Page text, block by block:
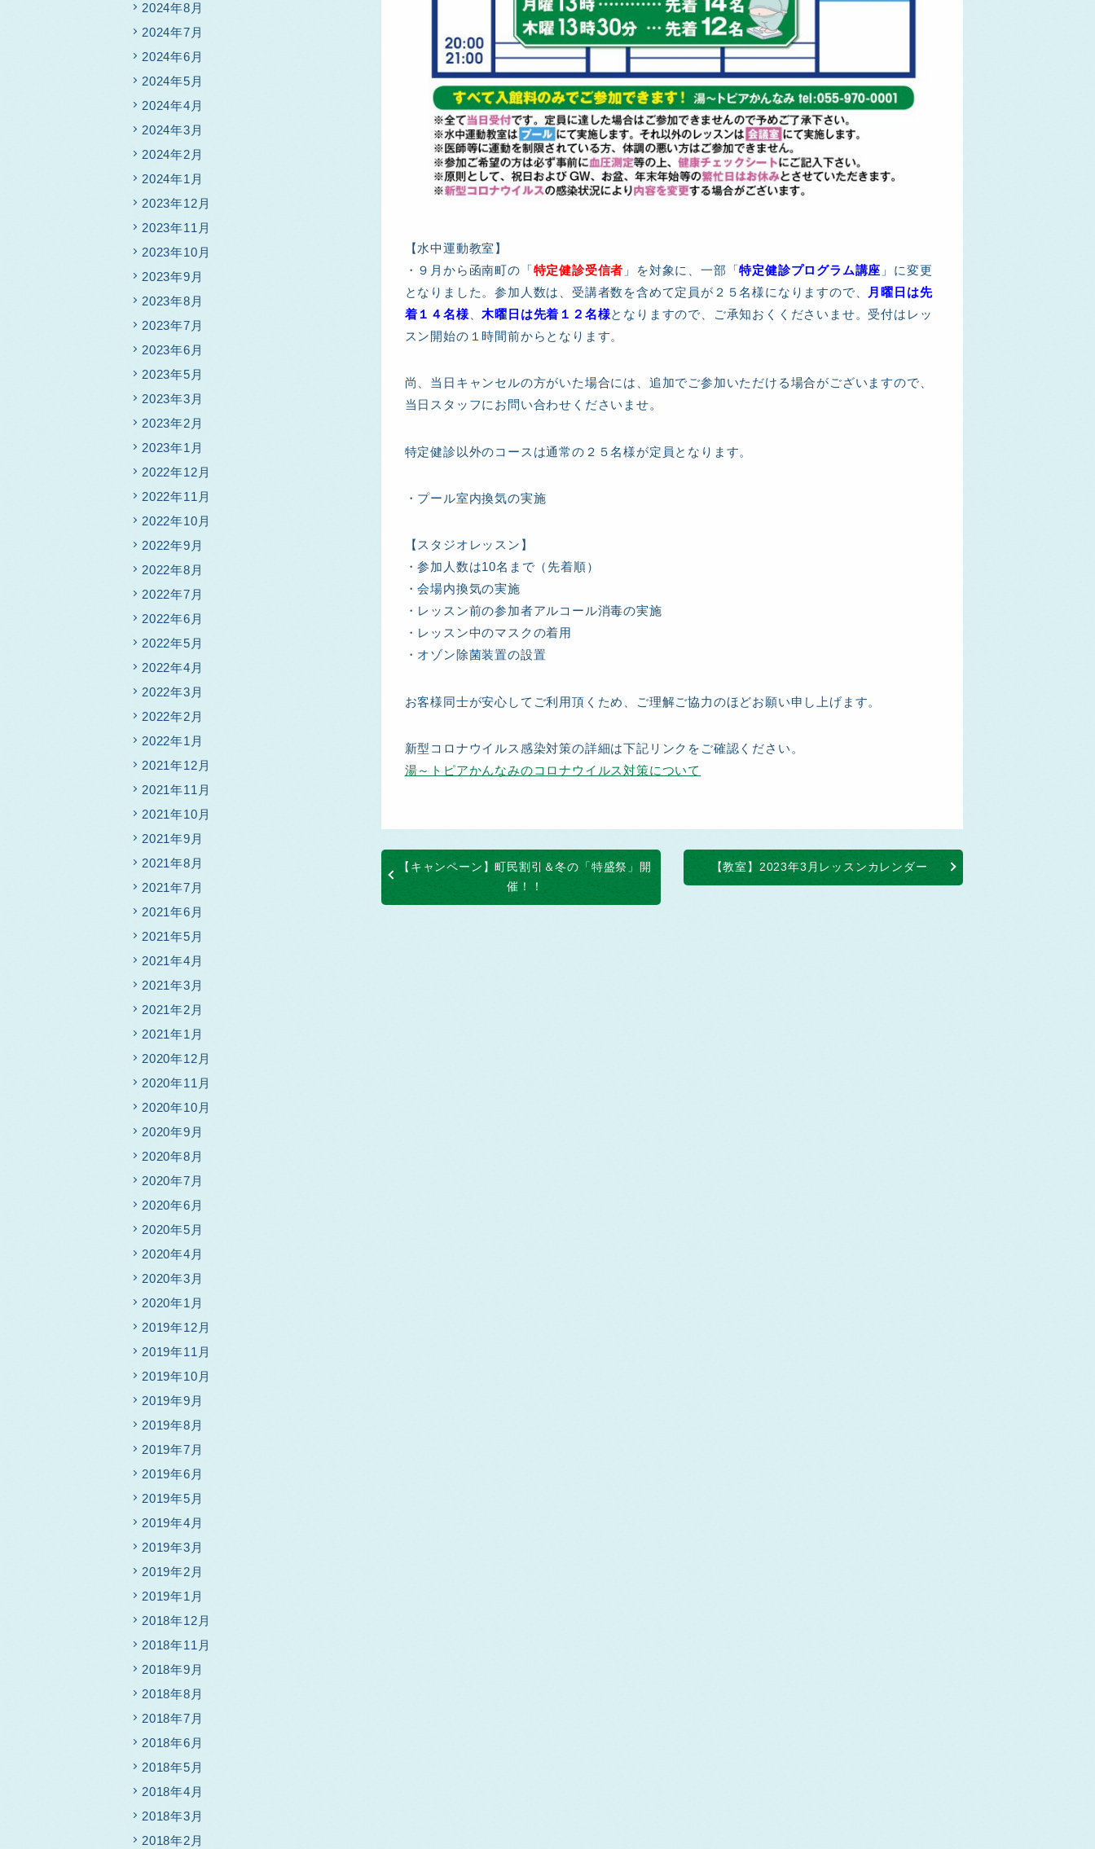
【水中運動教室】
・９月から函南町の「特定健診受信者 」を対象に、一部「特定健診プログラム講座 」に変更
となりました。参加人数は、受講者数を含めて定員が２５名様になりますので、
月曜日は先
着１４名様 、木曜日は先着１２名様となりますので、ご承知おくくださいませ。受付はレッ
スン開始の１時間前からとなります。
尚、当日キャンセルの方がいた場合には、追加でご参加いただける場合がございますので、
当日スタッフにお問い合わせくださいませ。
特定健診以外のコースは通常の２５名様が定員となります。
・プール室内換気の実施
【スタジオレッスン】
・参加人数は10名まで（先着順）
・会場内換気の実施
・レッスン前の参加者アルコール消毒の実施
・レッスン中のマスクの着用
・オゾン除菌装置の設置
お客様同士が安心してご利用頂くため、ご理解ご協力のほどお願い申し上げます。
新型コロナウイルス感染対策の詳細は下記リンクをご確認ください。
湯～トピアかんなみのコロナウイルス対策について
【キャンペーン】町民割引＆冬の「特盛祭」開
催！！
【教室】2023年3月レッスンカレンダー
2024年8月
2024年7月
2024年6月
2024年5月
2024年4月
2024年3月
2024年2月
2024年1月
2023年12月
2023年11月
2023年10月
2023年9月
2023年8月
2023年7月
2023年6月
2023年5月
2023年3月
2023年2月
2023年1月
2022年12月
2022年11月
2022年10月
2022年9月
2022年8月
2022年7月
2022年6月
2022年5月
2022年4月
2022年3月
2022年2月
2022年1月
2021年12月
2021年11月
2021年10月
2021年9月
2021年8月
2021年7月
2021年6月
2021年5月
2021年4月
2021年3月
2021年2月
2021年1月
2020年12月
2020年11月
2020年10月
2020年9月
2020年8月
2020年7月
2020年6月
2020年5月
2020年4月
2020年3月
2020年1月
2019年12月
2019年11月
2019年10月
2019年9月
2019年8月
2019年7月
2019年6月
2019年5月
2019年4月
2019年3月
2019年2月
2019年1月
2018年12月
2018年11月
2018年9月
2018年8月
2018年7月
2018年6月
2018年5月
2018年4月
2018年3月
2018年2月